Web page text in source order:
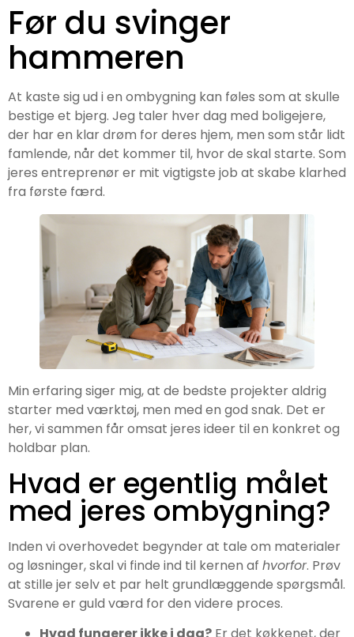
Før du svinger
hammeren
At kaste sig ud i en ombygning kan føles som at skulle
bestige et bjerg. Jeg taler hver dag med boligejere,
der har en klar drøm for deres hjem, men som står lidt
famlende, når det kommer til, hvor de skal starte. Som
jeres entreprenør er mit vigtigste job at skabe klarhed
fra første færd.
Min erfaring siger mig, at de bedste projekter aldrig
starter med værktøj, men med en god snak. Det er
her, vi sammen får omsat jeres ideer til en konkret og
holdbar plan.
Hvad er egentlig målet
med jeres ombygning?
Inden vi overhovedet begynder at tale om materialer
og løsninger, skal vi finde ind til kernen af hvorfor. Prøv
at stille jer selv et par helt grundlæggende spørgsmål.
Svarene er guld værd for den videre proces.